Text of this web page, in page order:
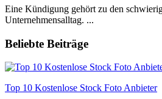
Eine Kündigung gehört zu den
Unternehmensalltag. ...
Beliebte Beiträge
Top 10 Kostenlose Stock Foto Anbieter